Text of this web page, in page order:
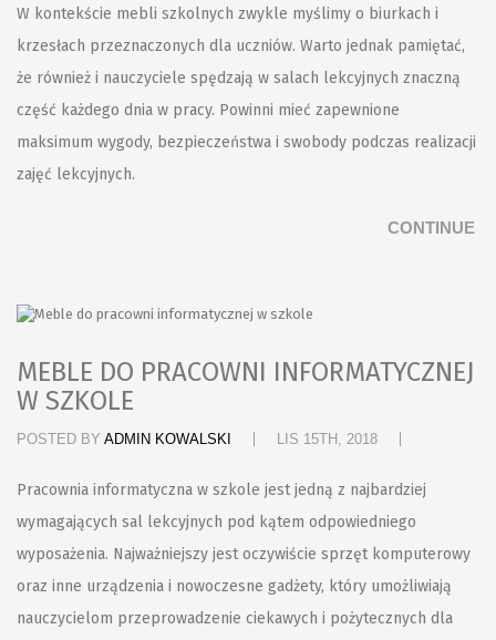
W kontekście mebli szkolnych zwykle myślimy o biurkach i
krzesłach przeznaczonych dla uczniów. Warto jednak pamiętać,
że również i nauczyciele spędzają w salach lekcyjnych znaczną
część każdego dnia w pracy. Powinni mieć zapewnione
maksimum wygody, bezpieczeństwa i swobody podczas realizacji
zajęć lekcyjnych.
CONTINUE
MEBLE DO PRACOWNI INFORMATYCZNEJ
W SZKOLE
POSTED BY ADMIN KOWALSKI LIS 15TH, 2018
Pracownia informatyczna w szkole jest jedną z najbardziej
wymagających sal lekcyjnych pod kątem odpowiedniego
wyposażenia. Najważniejszy jest oczywiście sprzęt komputerowy
oraz inne urządzenia i nowoczesne gadżety, który umożliwiają
nauczycielom przeprowadzenie ciekawych i pożytecznych dla